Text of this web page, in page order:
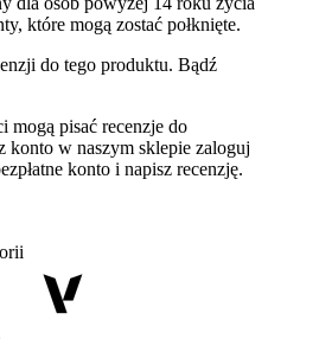
które mogą zostać połknięte.
do tego produktu. Bądź
mogą pisać recenzje do
konto w naszym sklepie zaloguj
konto i napisz recenzję.